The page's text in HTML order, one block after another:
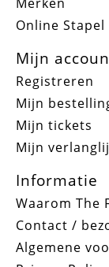
Online Stapel
Mijn
Registreren
Mijn
Mijn tickets
Mijn
Informatie
Waarom The
Contact /
Algemene